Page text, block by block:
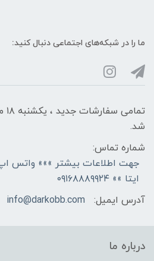
ما را در شبکه‌های اجتماعی دنبال کنید:
شد.
شماره تماس:
جهت اطلاعات بیشتر »»» واتس
ایتا »» ۰۹۱۶۸۸۸۹۹۲۴
آدرس ایمیل:
info@darkobb.com
درباره ما